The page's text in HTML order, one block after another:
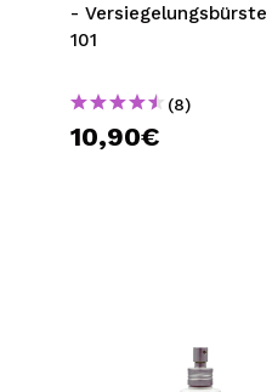
- Versiegelungsbürste
101
(8)
10,90€